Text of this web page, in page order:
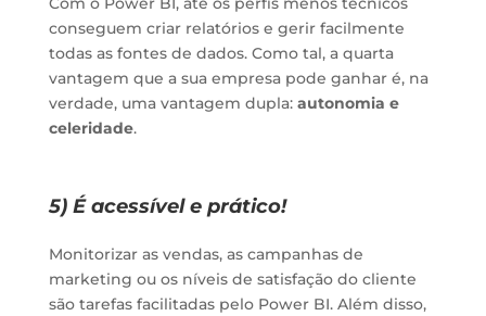
conseguem criar relatórios e gerir facilmente
todas as fontes de dados. Como tal, a quarta
vantagem que a sua empresa pode ganhar é, na
verdade, uma vantagem dupla:autonomia e
celeridade.
5) É acessível e prático!
Monitorizar as vendas, as campanhas de
marketing ou os níveis de satisfação do cliente
são tarefas facilitadas pelo Power BI. Além disso,